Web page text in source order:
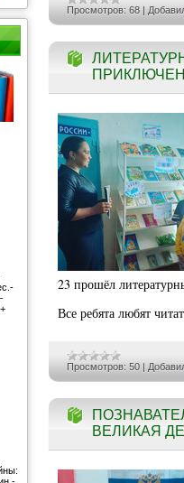
Просмотров: 68
23 прошёл
Все ребята любят
Просмотров: 50
ВЕЛИКАЯ